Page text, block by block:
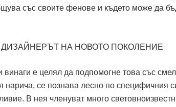
със своите фенове и където може да
е целял да подпомогне това със
нарича, се познава лесно по специфичния
В нея членуват много